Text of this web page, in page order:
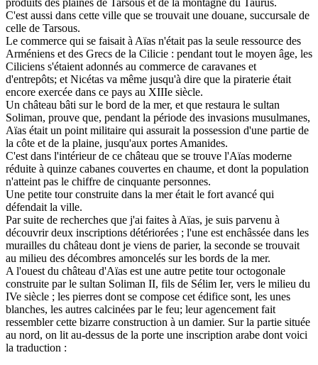
C'est aussi dans cette ville que se trouvait une douane, succursale de
celle de Tarsous.
Le commerce qui se faisait à Aïas n'était pas la seule ressource des
Arméniens et des Grecs de la Cilicie : pendant tout le moyen âge, les
Ciliciens s'étaient adonnés au commerce de caravanes et
d'entrepôts; et Nicétas va même jusqu'à dire que la piraterie était
encore exercée dans ce pays au XIIIe siècle.
Un château bâti sur le bord de la mer, et que restaura le sultan
Soliman, prouve que, pendant la période des invasions musulmanes,
Aïas était un point militaire qui assurait la possession d'une partie de
la côte et de la plaine, jusqu'aux portes Amanides.
C'est dans l'intérieur de ce château que se trouve l'Aïas moderne
réduite à quinze cabanes couvertes en chaume, et dont la population
n'atteint pas le chiffre de cinquante personnes.
Une petite tour construite dans la mer était le fort avancé qui
défendait la ville.
Par suite de recherches que j'ai faites à Aïas, je suis parvenu à
découvrir deux inscriptions détériorées ; l'une est enchâssée dans les
murailles du château dont je viens de parier, la seconde se trouvait
au milieu des décombres amoncelés sur les bords de la mer.
A l'ouest du château d'Aïas est une autre petite tour octogonale
construite par le sultan Soliman II, fils de Sélim Ier, vers le milieu du
IVe siècle ; les pierres dont se compose cet édifice sont, les unes
blanches, les autres calcinées par le feu; leur agencement fait
ressembler cette bizarre construction à un damier. Sur la partie située
au nord, on lit au-dessus de la porte une inscription arabe dont voici
la traduction :